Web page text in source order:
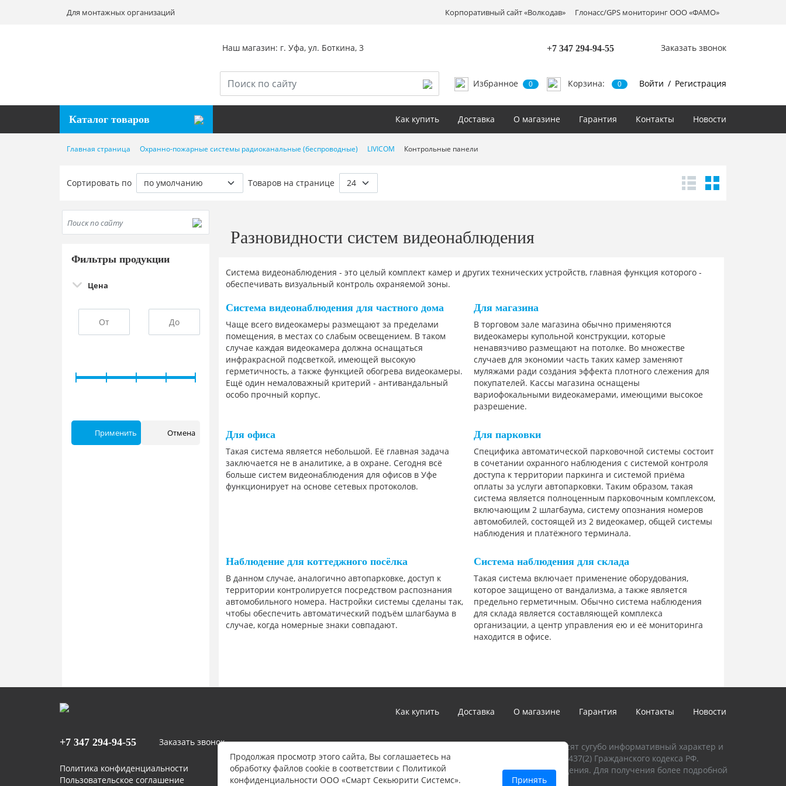
Для монтажных организаций Корпоративный сайт «Волкодав» Глонасс/GPS мониторинг ООО «ФАМО»
Наш магазин: г. Уфа, ул. Боткина, 3
Избранное 0
+7 347294-94-55
Корзина: 0
Заказать звонок
Войти /Регистрация
Каталог товаров Как купить Доставка О магазине Гарантия Контакты Новости
Главная страница Охранно-пожарные системы радиоканальные (беспроводные) LIVICOM Контрольные панели
Сортировать по Товаров на странице
Фильтры продукции
Цена
Разновидности систем видеонаблюдения
Система видеонаблюдения - это целый комплект камер и других технических устройств, главная функция которого -
обеспечивать визуальный контроль охраняемой зоны.
Система видеонаблюдения для частного дома
Чаще всего видеокамеры размещают за пределами
помещения, в местах со слабым освещением. В таком
случае каждая видеокамера должна оснащаться
инфракрасной подсветкой, имеющей высокую
герметичность, а также функцией обогрева видеокамеры.
Ещё один немаловажный критерий - антивандальный
особо прочный корпус.
Для магазина
В торговом зале магазина обычно применяются
видеокамеры купольной конструкции, которые
ненавязчиво размещают на потолке. Во множестве
случаев для экономии часть таких камер заменяют
муляжами ради создания эффекта плотного слежения для
покупателей. Кассы магазина оснащены
вариофокальными видеокамерами, имеющими высокое
разрешение.
Для офиса
Такая система является небольшой. Её главная задача
заключается не в аналитике, а в охране. Сегодня всё
больше систем видеонаблюдения для офисов в Уфе
функционирует на основе сетевых протоколов.
Для парковки
Специфика автоматической парковочной системы состоит
в сочетании охранного наблюдения с системой контроля
доступа к территории паркинга и системой приёма
оплаты за услуги автопарковки. Таким образом, такая
система является полноценным парковочным комплексом,
включающим 2 шлагбаума, систему опознания номеров
автомобилей, состоящей из 2 видеокамер, общей системы
наблюдения и платёжного терминала.
Наблюдение для коттеджного посёлка
В данном случае, аналогично автопарковке, доступ к
территории контролируется посредством распознания
автомобильного номера. Настройки системы сделаны так,
чтобы обеспечить автоматический подъём шлагбаума в
случае, когда номерные знаки совпадают.
Система наблюдения для склада
Такая система включает применение оборудования,
которое защищено от вандализма, а также является
предельно герметичным. Обычно система наблюдения
для склада является составляющей комплекса
организации, а центр управления ею и её мониторинга
находится в офисе.
Как купить Доставка О магазине Гарантия Контакты Новости
+7 347 294-94-55 Заказать звонок
Политика конфиденциальности
Пользовательское соглашение
*Цены и технические характеристики, представленные в каталоге, носят сугубо информативный характер и
не являются публичной офертой, определяемой положениями Статьи 437(2) Гражданского кодекса РФ.
Указанные цены могут быть изменены в любое время без предупреждения. Для получения более подробной
информации звоните нам по телефону: 8 (347) 246-90-22
Продолжая просмотр этого сайта, Вы соглашаетесь на
обработку файлов cookie в соответствии с Политикой
конфиденциальности ООО «Смарт Секьюрити Системс».
Принять